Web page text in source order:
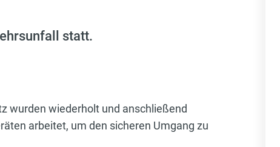
statt.
wurden wiederholt und anschließend
arbeitet, um den sicheren Umgang zu